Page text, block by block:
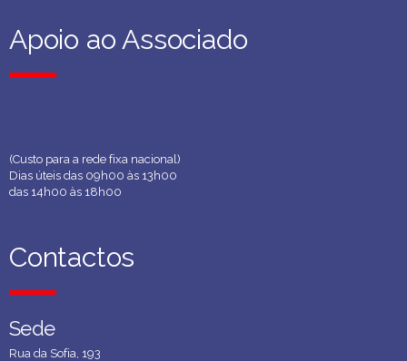
Apoio ao Associado
Apoio ao Associado
(Custo para a rede fixa nacional)
Dias úteis das 09h00 às 13h00
das 14h00 às 18h00
Contactos
Contactos
Sede
Sede
Rua da Sofia, 193